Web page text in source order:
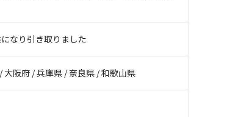
なり引き取りました
大阪府 / 兵庫県 / 奈良県 / 和歌山県